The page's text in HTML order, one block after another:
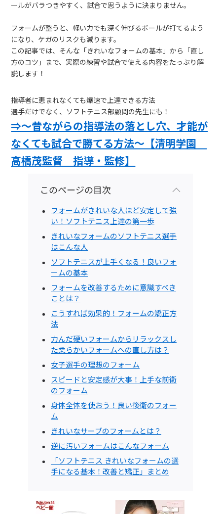
ールがバラつきやすく、試合で思うように決まりません。
フォームが整うと、軽い力でも深く伸びるボールが打てるよう
になり、ケガのリスクも減ります。
この記事では、そんな「きれいなフォームの基本」から「直し
方のコツ」まで、実際の練習や試合で使える内容をたっぷり解
説します！
指導者に恵まれなくても爆速で上達できる方法
選手だけでなく、ソフトテニス部顧問の先生にも！
⇒～昔ながらの指導法の落とし穴、才能が
なくても試合で勝てる方法～【清明学園
高橋茂監督 指導・監修】
このページの目次
フォームがきれいな人ほど安定して強
い！ソフトテニス上達の第一歩
きれいなフォームのソフトテニス選手
はこんな人
ソフトテニスが上手くなる！良いフォ
ームの基本
フォームを改善するために意識すべき
ことは？
こうすれば効果的！フォームの矯正方
法
力んだ硬いフォームからリラックスし
た柔らかいフォームへの直し方は？
女子選手の理想のフォーム
スピードと安定感が大事！上手な前衛
のフォーム
身体全体を使おう！良い後衛のフォー
ム
きれいなサーブのフォームとは？
逆に汚いフォームはこんなフォーム
「ソフトテニス きれいなフォームの選
手になる基本！改善と矯正」まとめ